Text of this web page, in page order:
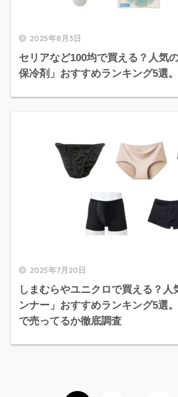
2025年8月3日
セリアなど100均で買える？人気
保冷剤」おすすめランキング5選
2025年7月20日
しまむらやユニクロで買える？人
ンナー」おすすめランキング5選
で売ってるか徹底調査